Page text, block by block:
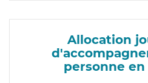
Allocation
personne